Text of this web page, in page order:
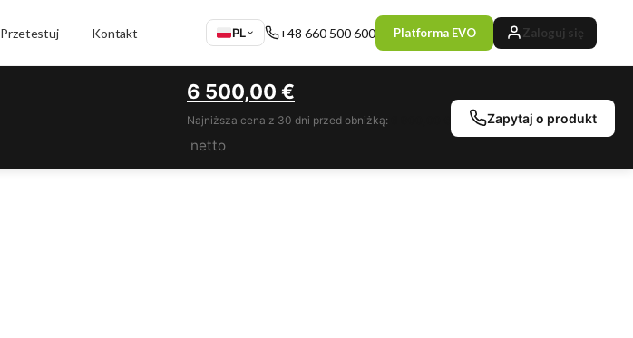
Przetestuj Kontakt PL +48 660 500 600 Platforma EVO Zaloguj się
6 500,00 €
Najniższa cena z 30 dni przed obniżką:
netto
Zapytaj o produkt